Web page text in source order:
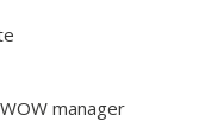
manager